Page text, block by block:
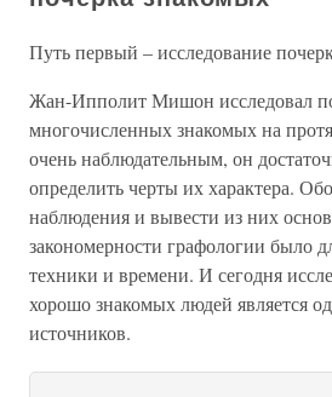
Путь первый – исследование
Жан-Ипполит Мишон исследовал
многочисленных знакомых на
очень наблюдательным, он
определить черты их характера.
наблюдения и вывести из них
закономерности графологии было
техники и времени. И сегодня
хорошо знакомых людей является
источников.